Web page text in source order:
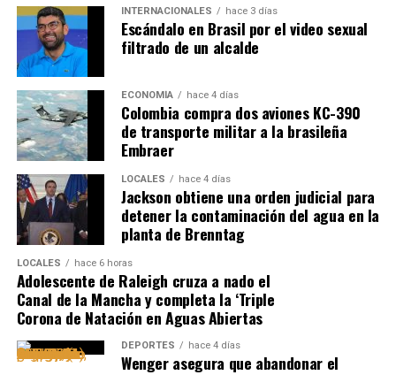
INTERNACIONALES hace 3 días
Escándalo en Brasil por el video sexual
filtrado de un alcalde
ECONOMÍA hace 4 días
Colombia compra dos aviones KC-390
de transporte militar a la brasileña
Embraer
LOCALES hace 4 días
Jackson obtiene una orden judicial para
detener la contaminación del agua en la
planta de Brenntag
LOCALES hace 6 horas
Adolescente de Raleigh cruza a nado el
Canal de la Mancha y completa la ‘Triple
Corona de Natación en Aguas Abiertas
DEPORTES hace 4 días
Wenger asegura que abandonar el